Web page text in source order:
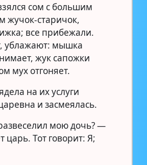
сом с большим
жучок-старичок,
все прибежали.
ублажают: мышка
жук сапожки
мух отгоняет.
на их услуги
и засмеялась.
мою дочь? —
царь. Тот говорит: Я;